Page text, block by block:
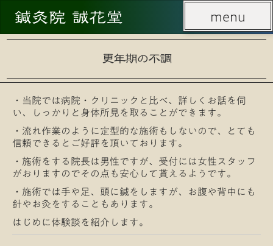
menu
鍼灸院 誠花堂 menu
更年期の不調
・当院では病院・クリニックと比べ、詳しくお話を伺
い、しっかりと身体所見を取ることができます。
・流れ作業のように定型的な施術もしないので、とても
信頼できるとご好評を頂いております。
・施術をする院長は男性ですが、受付には女性スタッフ
がおりますのでその点も安心して貰えるようです。
・施術では手や足、頭に鍼をしますが、お腹や背中にも
針やお灸をすることもあります。
はじめに体験談を紹介します。